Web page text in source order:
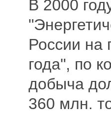
В 2000
России на
года", по
добыча
360 млн.